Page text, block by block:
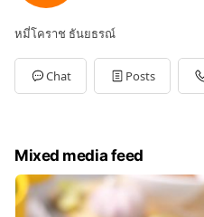
หมี่โคราช ธันยธรณ์
Chat Posts
Mixed media feed